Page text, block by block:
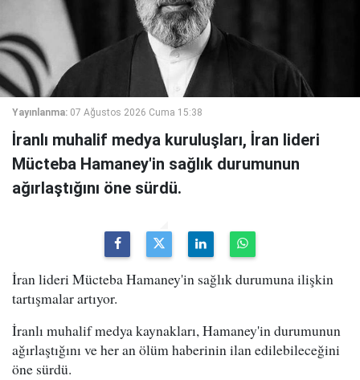
Yayınlanma: 07 Ağustos 2026 Cuma 15:38
İranlı muhalif medya kuruluşları, İran lideri
Mücteba Hamaney'in sağlık durumunun
ağırlaştığını öne sürdü.
İran lideri Mücteba Hamaney'in sağlık durumuna ilişkin
tartışmalar artıyor.
İranlı muhalif medya kaynakları, Hamaney'in durumunun
ağırlaştığını ve her an ölüm haberinin ilan edilebileceğini
öne sürdü.